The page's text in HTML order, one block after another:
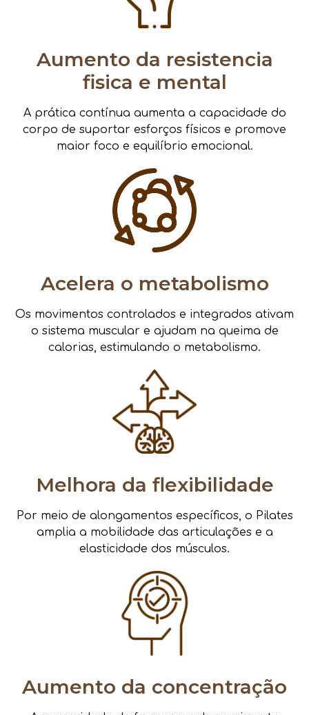
Aumento da resistencia
fisica e mental
A prática contínua aumenta a capacidade do
corpo de suportar esforços físicos e promove
maior foco e equilíbrio emocional.
Acelera o metabolismo
Os movimentos controlados e integrados ativam
o sistema muscular e ajudam na queima de
calorias, estimulando o metabolismo.
Melhora da flexibilidade
Por meio de alongamentos específicos, o Pilates
amplia a mobilidade das articulações e a
elasticidade dos músculos.
Aumento da concentração